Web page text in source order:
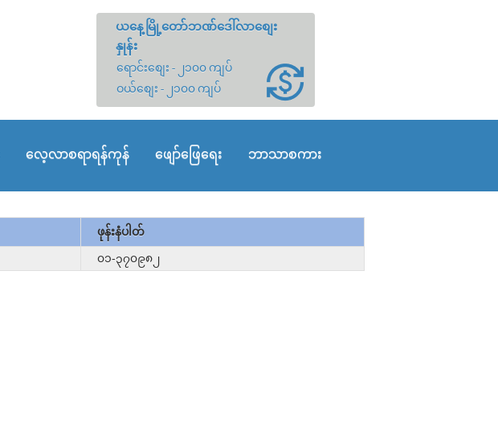
ယနေ့မြို့တော်ဘဏ်ဒေါ်လာစျေး
နှုန်း
ရောင်းစျေး - ၂၁၀၀ ကျပ်
ဝယ်စျေး - ၂၁၀၀ ကျပ်
လေ့လာစရာရန်ကုန် ဖျော်ဖြေရေး ဘာသာစကား
ဖုန်းနံပါတ်
၀၁-၃၇၀၉၈၂